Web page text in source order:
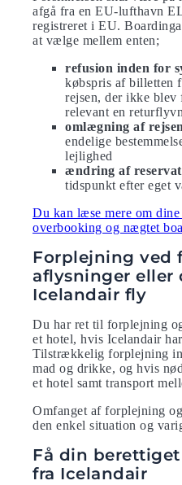
afgå fra en EU-lufthavn
registreret i EU.
at vælge mellem enten;
refusion inden for
købspris af billetten
rejsen, der ikke blev
relevant en
omlægning af rejsen
endelige
lejlighed
ændring af
tidspunkt efter eget
Du kan læse mere om
overbooking og nægtet
Forplejning ved
aflysninger eller
Icelandair fly
Du har ret til forplejning
et hotel, hvis Icelandair
Tilstrækkelig forplejning
mad og drikke, og hvis
et hotel samt transport
Omfanget af forplejning
den enkel situation og
Få din
fra Icelandair